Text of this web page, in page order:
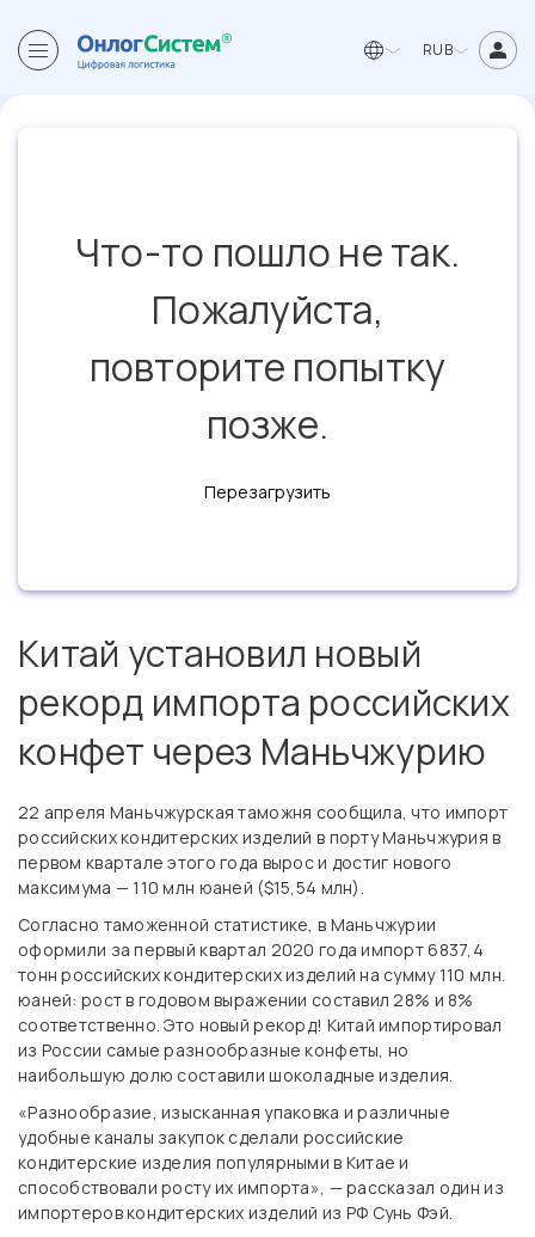
RUB
Что-то пошло не так.
Пожалуйста,
повторите попытку
позже.
Перезагрузить
Китай установил новый
рекорд импорта российских
конфет через Маньчжурию
22 апреля Маньчжурская таможня сообщила, что импорт
российских кондитерских изделий в порту Маньчжурия в
первом квартале этого года вырос и достиг нового
максимума — 110 млн юаней ($15,54 млн).
Согласно таможенной статистике, в Маньчжурии
оформили за первый квартал 2020 года импорт 6837,4
тонн российских кондитерских изделий на сумму 110 млн.
юаней: рост в годовом выражении составил 28% и 8%
соответственно. Это новый рекорд! Китай импортировал
из России самые разнообразные конфеты, но
наибольшую долю составили шоколадные изделия.
«Разнообразие, изысканная упаковка и различные
удобные каналы закупок сделали российские
кондитерские изделия популярными в Китае и
способствовали росту их импорта», — рассказал один из
импортеров кондитерских изделий из РФ Сунь Фэй.